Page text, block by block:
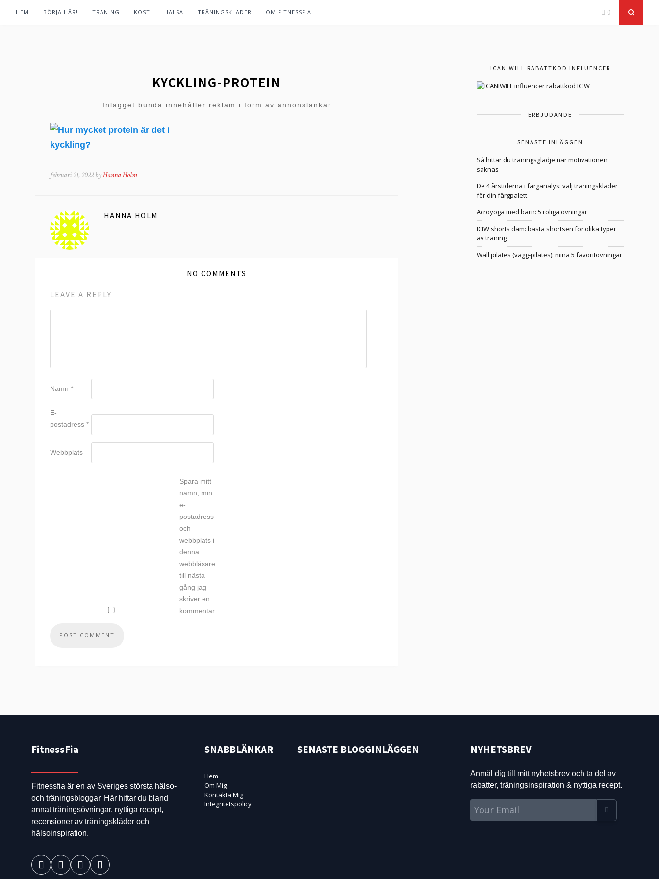
HEM BÖRJA HÄR! TRÄNING KOST HÄLSA TRÄNINGSKLÄDER OM FITNESSFIA 0
KYCKLING-PROTEIN
Inlägget bunda innehåller reklam i form av annonslänkar
februari 21, 2022 byHanna Holm
HANNA HOLM
NO COMMENTS
LEAVE A REPLY
Namn *
E-
postadress *
Webbplats
Spara mitt
namn, min
e-
postadress
och
webbplats i
denna
webbläsare
till nästa
gång jag
skriver en
kommentar.
ICANIWILL RABATTKOD INFLUENCER
ERBJUDANDE
SENASTE INLÄGGEN
Så hittar du träningsglädje när motivationen
saknas
De 4 årstiderna i färganalys: välj träningskläder
för din färgpalett
Acroyoga med barn: 5 roliga övningar
ICIW shorts dam: bästa shortsen för olika typer
av träning
Wall pilates (vägg-pilates): mina 5 favoritövningar
FitnessFia
Fitnessfia är en av Sveriges största hälso-
och träningsbloggar. Här hittar du bland
annat träningsövningar, nyttiga recept,
recensioner av träningskläder och
hälsoinspiration.
SNABBLÄNKAR
Hem
Om Mig
Kontakta Mig
Integritetspolicy
SENASTE BLOGGINLÄGGEN NYHETSBREV
Anmäl dig till mitt nyhetsbrev och ta del av
rabatter, träningsinspiration & nyttiga recept.